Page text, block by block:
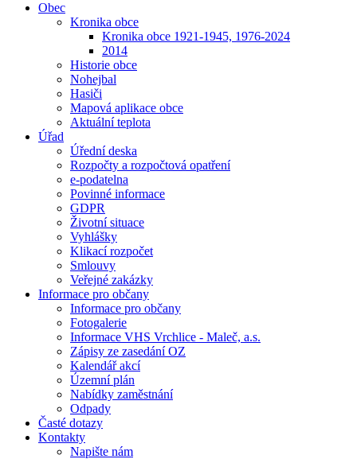
Obec
Kronika obce
Kronika obce 1921-1945, 1976-2024
2014
Historie obce
Nohejbal
Hasiči
Mapová aplikace obce
Aktuální teplota
Úřad
Úřední deska
Rozpočty a rozpočtová opatření
e-podatelna
Povinné informace
GDPR
Životní situace
Vyhlášky
Klikací rozpočet
Smlouvy
Veřejné zakázky
Informace pro občany
Informace pro občany
Fotogalerie
Informace VHS Vrchlice - Maleč, a.s.
Zápisy ze zasedání OZ
Kalendář akcí
Územní plán
Nabídky zaměstnání
Odpady
Časté dotazy
Kontakty
Napište nám